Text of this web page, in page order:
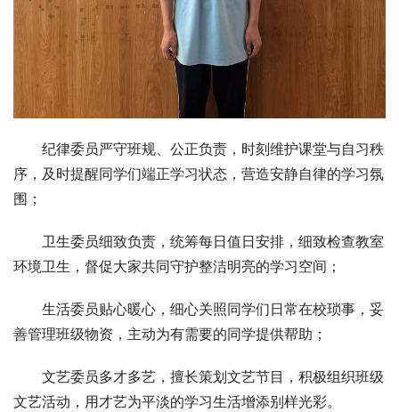
纪律委员严守班规、公正负责，时刻维护课堂与自习秩
序，及时提醒同学们端正学习状态，营造安静自律的学习氛
围；
‍卫生委员细致负责，统筹每日值日安排，细致检查教室
环境卫生，督促大家共同守护整洁明亮的学习空间；
‍生活委员贴心暖心，细心关照同学们日常在校琐事，妥
善管理班级物资，主动为有需要的同学提供帮助；
‍文艺委员多才多艺，擅长策划文艺节目，积极组织班级
文艺活动，用才艺为平淡的学习生活增添别样光彩。